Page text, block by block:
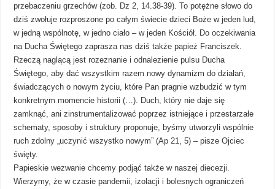
przebaczeniu grzechów (zob. Dz 2, 14.38-39). To potężne słowo do
dziś zwołuje rozproszone po całym świecie dzieci Boże w jeden lud,
w jedną wspólnotę, w jedno ciało – w jeden Kościół. Do oczekiwania
na Ducha Świętego zaprasza nas dziś także papież Franciszek.
Rzeczą naglącą jest rozeznanie i odnalezienie pulsu Ducha
Świętego, aby dać wszystkim razem nowy dynamizm do działań,
świadczących o nowym życiu, które Pan pragnie wzbudzić w tym
konkretnym momencie historii (…). Duch, który nie daje się
zamknąć, ani zinstrumentalizować poprzez istniejące i przestarzałe
schematy, sposoby i struktury proponuje, byśmy utworzyli wspólnie
ruch zdolny „uczynić wszystko nowym” (Ap 21, 5) – pisze Ojciec
święty.
Papieskie wezwanie chcemy podjąć także w naszej diecezji.
Wierzymy, że w czasie pandemii, izolacji i bolesnych ograniczeń